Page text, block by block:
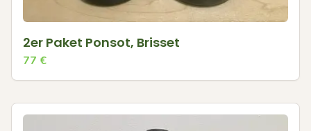
2er Paket Ponsot, Brisset
77 €